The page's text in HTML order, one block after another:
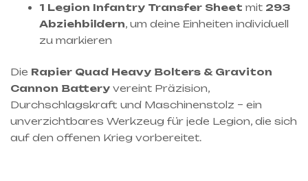
1 Legion Infantry Transfer Sheet mit 293
Abziehbildern, um deine Einheiten individuell
zu markieren
Die Rapier Quad Heavy Bolters & Graviton
Cannon Battery vereint Präzision,
Durchschlagskraft und Maschinenstolz – ein
unverzichtbares Werkzeug für jede Legion, die sich
auf den offenen Krieg vorbereitet.